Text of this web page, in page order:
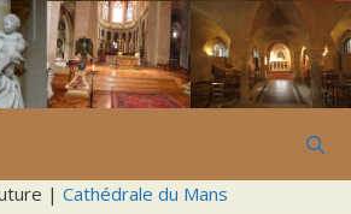
| Cathédrale du Mans